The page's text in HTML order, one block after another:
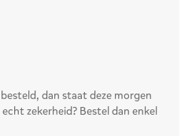
dan staat deze morgen
zekerheid? Bestel dan enkel